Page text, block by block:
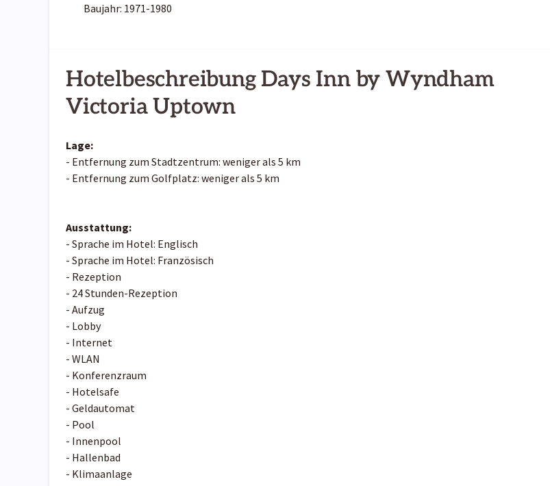
Baujahr: 1971-1980
Hotelbeschreibung Days Inn by Wyndham
Victoria Uptown
Lage:
- Entfernung zum Stadtzentrum: weniger als 5 km
- Entfernung zum Golfplatz: weniger als 5 km
Ausstattung:
- Sprache im Hotel: Englisch
- Sprache im Hotel: Französisch
- Rezeption
- 24 Stunden-Rezeption
- Aufzug
- Lobby
- Internet
- WLAN
- Konferenzraum
- Hotelsafe
- Geldautomat
- Pool
- Innenpool
- Hallenbad
- Klimaanlage